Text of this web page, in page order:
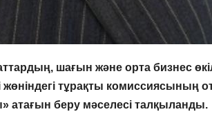
шағын және орта бизнес
жөніндегі тұрақты комиссиясының
атағын беру мәселесі талқыланды.